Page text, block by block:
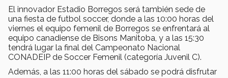
El innovador Estadio Borregos será también sede de
una fiesta de futbol soccer, donde a las 10:00 horas del
viernes el equipo femenil de Borregos se enfrentará al
equipo canadiense de Bisons Manitoba, y a las 15:30
tendrá lugar la final del Campeonato Nacional
CONADEIP de Soccer Femenil (categoría Juvenil C).
Además, a las 11:00 horas del sábado se podrá disfrutar